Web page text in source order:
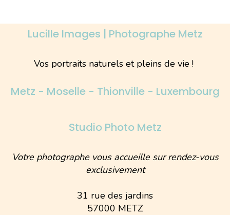
Lucille Images | Photographe Metz
Vos portraits naturels et pleins de vie !
Metz - Moselle - Thionville - Luxembourg
Studio Photo Metz
Votre photographe vous accueille sur rendez-vous
exclusivement
31 rue des jardins
57000 METZ